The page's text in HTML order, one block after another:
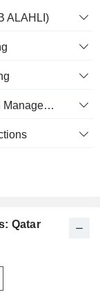
ALAHLI)
Qatar Operations - Asset and Wealth Management
Qatar